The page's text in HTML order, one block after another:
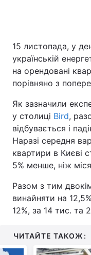
15 листопада, у
українській
на орендовані
порівняно з
Як зазначили
у столиці Bird,
відбувається і
Наразі середня
квартири в Києві
5% менше, ніж
Разом з тим
винайняти на
12%, за 14 тис. та
ЧИТАЙТЕ ТАКОЖ: